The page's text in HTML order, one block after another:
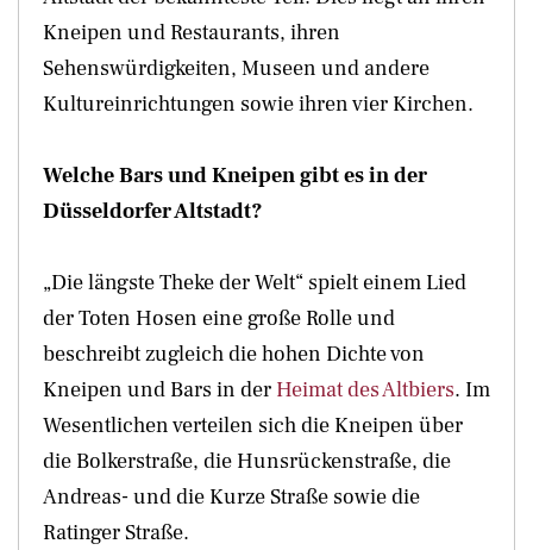
Kneipen und Restaurants, ihren
Sehenswürdigkeiten, Museen und andere
Kultureinrichtungen sowie ihren vier Kirchen.
Welche Bars und Kneipen gibt es in der
Düsseldorfer Altstadt?
„Die längste Theke der Welt“ spielt einem Lied
der Toten Hosen eine große Rolle und
beschreibt zugleich die hohen Dichte von
Kneipen und Bars in der Heimat des Altbiers. Im
Wesentlichen verteilen sich die Kneipen über
die Bolkerstraße, die Hunsrückenstraße, die
Andreas- und die Kurze Straße sowie die
Ratinger Straße.